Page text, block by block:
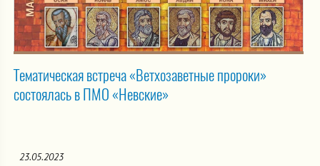
Тематическая встреча «Ветхозаветные пророки»
состоялась в ПМО «Невские»
23.05.2023